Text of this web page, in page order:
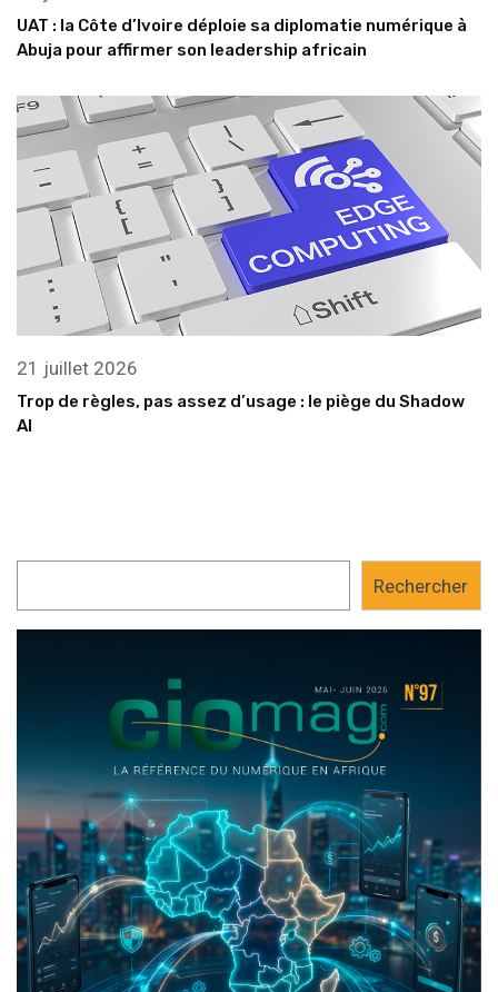
UAT : la Côte d’Ivoire déploie sa diplomatie numérique à
Abuja pour affirmer son leadership africain
21 juillet 2026
Trop de règles, pas assez d’usage : le piège du Shadow
AI
Rechercher